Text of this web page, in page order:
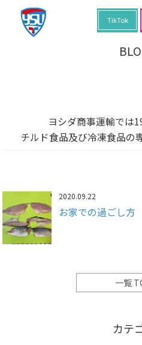
ヨシダ商事運輸では
チルド食品及び冷凍食品の
2020.09.22
お家での過ごし方
一覧
カテ
TikTok